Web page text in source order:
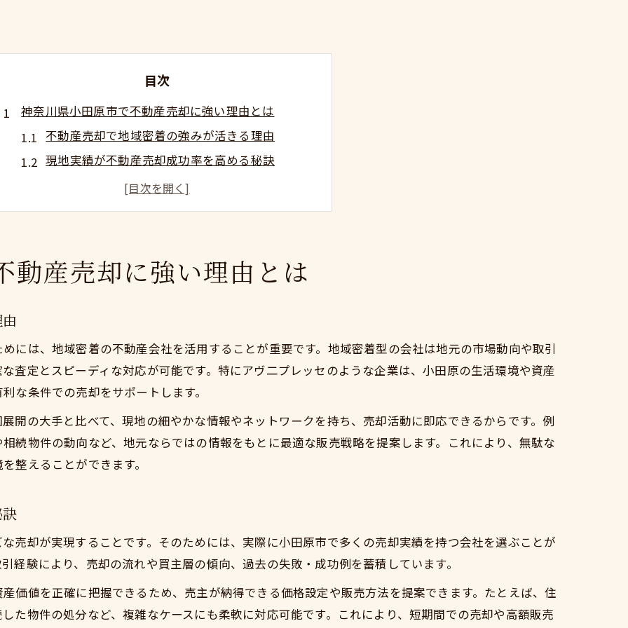
目次
神奈川県小田原市で不動産売却に強い理由とは
不動産売却で地域密着の強みが活きる理由
現地実績が不動産売却成功率を高める秘訣
不動産売却に役立つ市場動向のポイント解説
神奈川県小田原市で選ばれる不動産売却の価値
スピード査定で安心の不動産売却を実現する方法
スピード査定が不動産売却を早める仕組み
不動産売却の成功は正確なスピード査定から
スピード査定で不動産売却を有利に進めるコツ
高額な不動産売却を叶える査定活用術
不動産売却時の価格交渉ポイントを解説
不動産売却で得するための資産活用術とは
資産価値を高める不動産売却のポイント
動産売却に強い理由とは
には、地域密着の不動産会社を活用することが重要です。地域密着型の会社は地元の市場動向や取引
査定とスピーディな対応が可能です。特にアヴ二プレッセのような企業は、小田原の生活環境や資産
な条件での売却をサポートします。
開の大手と比べて、現地の細やかな情報やネットワークを持ち、売却活動に即応できるからです。例
続物件の動向など、地元ならではの情報をもとに最適な販売戦略を提案します。これにより、無駄な
整えることができます。
売却が実現することです。そのためには、実際に小田原市で多くの売却実績を持つ会社を選ぶことが
経験により、売却の流れや買主層の傾向、過去の失敗・成功例を蓄積しています。
価値を正確に把握できるため、売主が納得できる価格設定や販売方法を提案できます。たとえば、住
た物件の処分など、複雑なケースにも柔軟に対応可能です。これにより、短期間での売却や高額販売